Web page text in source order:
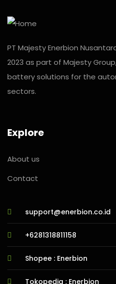
PT Majesty Enerbion
2023 as part of Majesty
battery solutions for the
sectors.
Explore
About us
Contact
support@enerbion.co.id
+6281318811158
Shopee : Enerbion
Tokopedia : Enerbion